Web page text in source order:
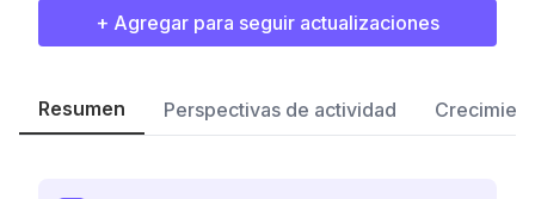
+ Agregar para seguir actualizaciones
Resumen Perspectivas de actividad